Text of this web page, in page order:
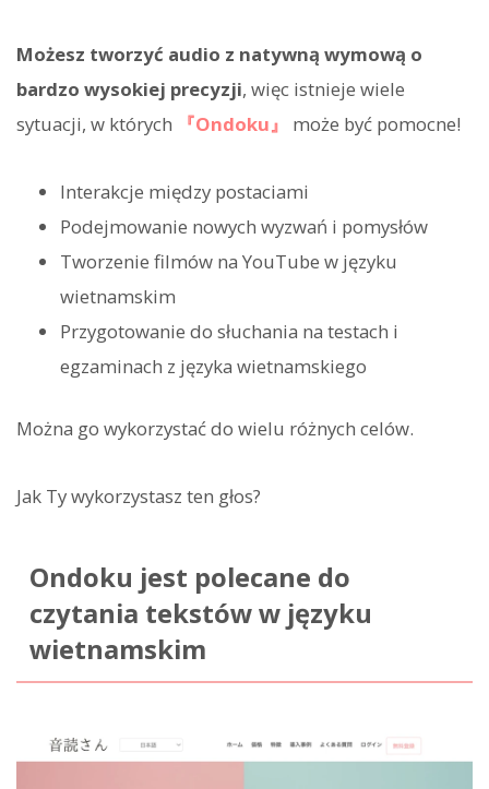
Możesz tworzyć audio z natywną wymową o
bardzo wysokiej precyzji, więc istnieje wiele
sytuacji, w których
『Ondoku』 może być pomocne!
Interakcje między postaciami
Podejmowanie nowych wyzwań i pomysłów
Tworzenie filmów na YouTube w języku
wietnamskim
Przygotowanie do słuchania na testach i
egzaminach z języka wietnamskiego
Można go wykorzystać do wielu różnych celów.
Jak Ty wykorzystasz ten głos?
Ondoku jest polecane do
czytania tekstów w języku
wietnamskim